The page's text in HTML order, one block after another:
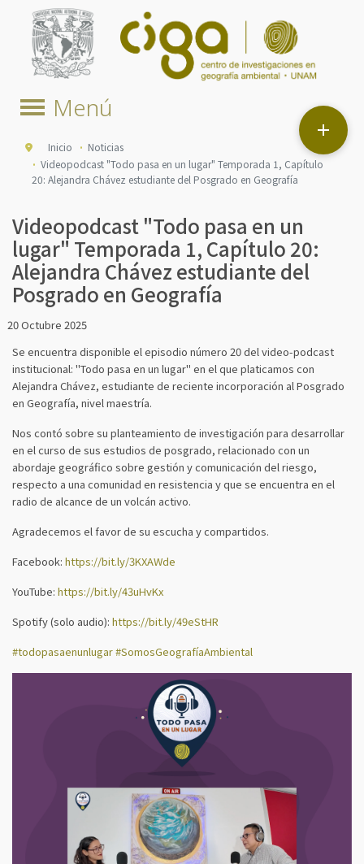

Inicio
Noticias
Videopodcast "Todo pasa en un lugar" Temporada 1, Capítulo
20: Alejandra Chávez estudiante del Posgrado en Geografía
Videopodcast "Todo pasa en un
lugar" Temporada 1, Capítulo 20:
Alejandra Chávez estudiante del
Posgrado en Geografía
20 Octubre 2025
Se encuentra disponible el episodio número 20 del video-podcast
institucional: "Todo pasa en un lugar" en el que platicamos con
Alejandra Chávez, estudiante de reciente incorporación al Posgrado
en Geografía, nivel maestría.
Nos contó sobre su planteamiento de investigación para desarrollar
en el curso de sus estudios de posgrado, relacionado con un
abordaje geográfico sobre gestión y comunicación del riesgo,
respecto a una comunidad en resistencia y que se encuentra en el
radio de alcance de un volcán activo.
Agradecemos el favor de su escucha y compartidos.
Facebook: https://bit.ly/3KXAWde
YouTube: https://bit.ly/43uHvKx
Spotify (solo audio): https://bit.ly/49eStHR
#todopasaenunlugar#SomosGeografíaAmbiental